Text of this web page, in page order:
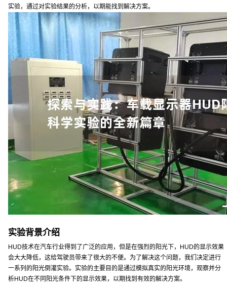
实验，通过对实验结果的分析，以期能找到解决方案。
实验背景介绍
HUD技术在汽车行业得到了广泛的应用，但是在强烈的阳光下，HUD的显示效果
会大大降低，这给驾驶员带来了很大的不便。为了解决这个问题，我们决定进行
一系列的阳光倒灌实验。实验的主要目的是通过模拟真实的阳光环境，观察并分
析HUD在不同阳光条件下的显示效果，以期找到有效的解决方案。